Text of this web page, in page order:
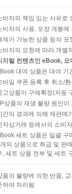
비자의 책임 있는 사유로
비자의 사용, 포장 개봉
제가 가능한 상품 등의
비자의 요청에 따라 개별
지털 컨텐츠인 eBook,
대여 상품은 대여 기
바일 쿠폰 등록 후 취소/
고상품이 구매확정(자동
상품의 재생 불량 원인
간의 경과에 의해 재판매
자상거래 등에서의 소비
세트 상품은 일괄 구
의 상품으로 취급 및 판
, 세트 상품 전부 및 세트
품의 불량에 의한 반품,
하여 처리됨